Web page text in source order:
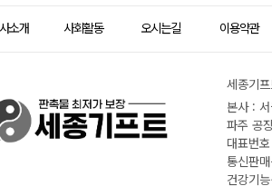
소개 사회활동 오시는길 이용약관
세종기
본사 :
파주 공
대표번
통신판
건강기